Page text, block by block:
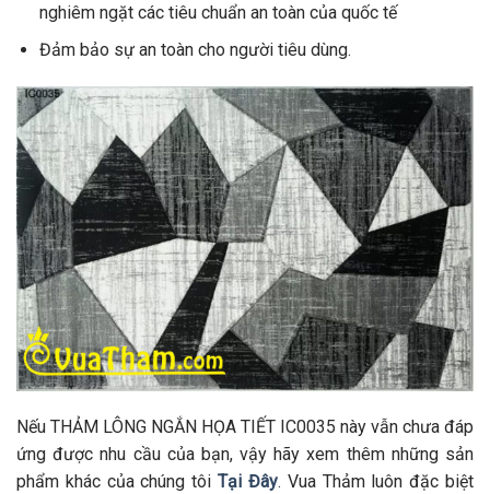
nghiêm ngặt các tiêu chuẩn an toàn của quốc tế
Đảm bảo sự an toàn cho người tiêu dùng.
Nếu THẢM LÔNG NGẮN HỌA TIẾT IC0035 này vẫn chưa đáp
ứng được nhu cầu của bạn, vậy hãy xem thêm những sản
phẩm khác của chúng tôiTại Đây. Vua Thảm luôn đặc biệt